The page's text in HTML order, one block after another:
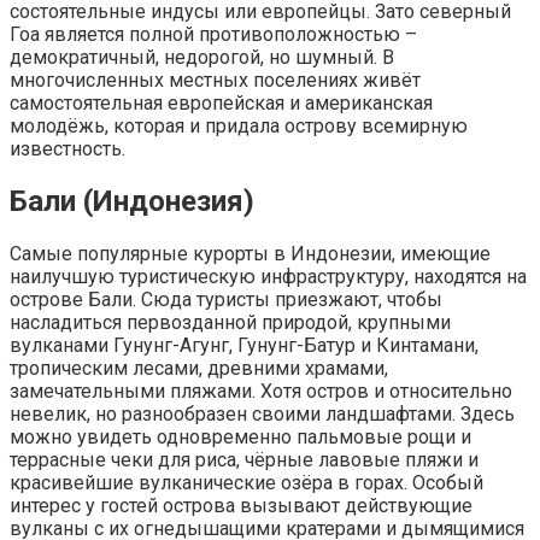
состоятельные индусы или европейцы. Зато северный
Гоа является полной противоположностью –
демократичный, недорогой, но шумный. В
многочисленных местных поселениях живёт
самостоятельная европейская и американская
молодёжь, которая и придала острову всемирную
известность.
Бали (Индонезия)
Самые популярные курорты в Индонезии, имеющие
наилучшую туристическую инфраструктуру, находятся на
острове Бали. Сюда туристы приезжают, чтобы
насладиться первозданной природой, крупными
вулканами Гунунг-Агунг, Гунунг-Батур и Кинтамани,
тропическим лесами, древними храмами,
замечательными пляжами. Хотя остров и относительно
невелик, но разнообразен своими ландшафтами. Здесь
можно увидеть одновременно пальмовые рощи и
террасные чеки для риса, чёрные лавовые пляжи и
красивейшие вулканические озёра в горах. Особый
интерес у гостей острова вызывают действующие
вулканы с их огнедышащими кратерами и дымящимися